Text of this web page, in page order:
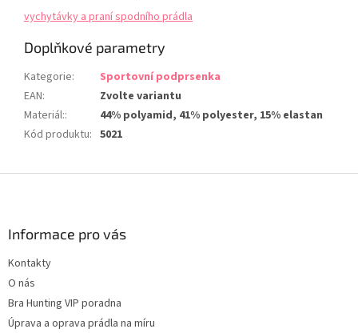
vychytávky a praní spodního prádla
Doplňkové parametry
Kategorie:
Sportovní podprsenka
EAN:
Zvolte variantu
Materiál::
44% polyamid, 41% polyester, 15% elastan
Kód produktu: 5021
Informace pro vás
Kontakty
O nás
Bra Hunting VIP poradna
Úprava a oprava prádla na míru